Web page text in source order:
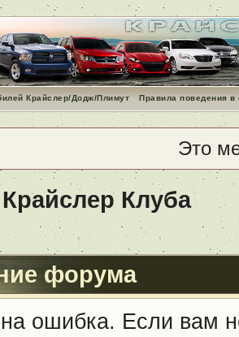
Крайслер/Додж/Плимут Правила поведения
Это
Клуба
форума
ошибка. Если вам